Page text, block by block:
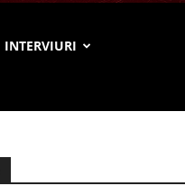
INTERVIURI